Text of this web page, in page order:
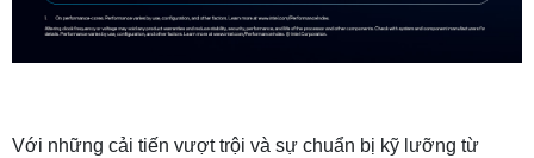
Với những cải tiến vượt trội và sự chuẩn bị kỹ lưỡng từ